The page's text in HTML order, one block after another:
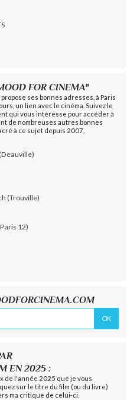
FOR CINEMA"
ses bonnes adresses, à Paris
un lien avec le cinéma. Suivez le
qui vous intéresse pour accéder à
de nombreuses autres bonnes
à ce sujet depuis 2007,
(Trouville)
12)
EN 2025 :
de l'année 2025 que je vous
sur le titre du film (ou du livre)
ma critique de celui-ci.